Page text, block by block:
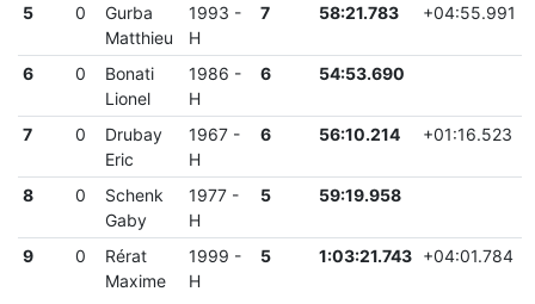
5 0
Gurba
Matthieu
1993 -
H
7 58:21.783 +04:55.991
6 0
Bonati
Lionel
1986 -
H
6 54:53.690
7 0
Drubay
Eric
1967 -
H
6 56:10.214 +01:16.523
8 0
Schenk
Gaby
1977 -
H
5 59:19.958
9 0
Rérat
Maxime
1999 -
H
5 1:03:21.743 +04:01.784